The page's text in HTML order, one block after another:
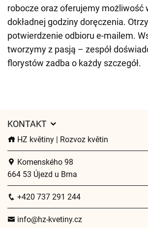
robocze oraz oferujemy możliwość
dokładnej godziny doręczenia.
potwierdzenie odbioru e-mailem.
tworzymy z pasją – zespół
florystów zadba o każdy szczegół.
KONTAKT
HZ květiny | Rozvoz květin
Komenského 98
664 53 Újezd u Brna
+420 737 291 244
info@hz-kvetiny.cz